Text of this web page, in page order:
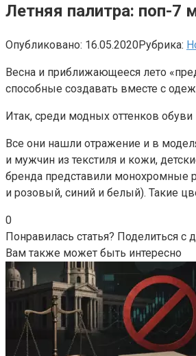
Летняя палитра: поп-7
Опубликовано: 16.05.2020Рубрика:
Весна и приближающееся лето
способные создавать вместе с
Итак, среди модных оттенков
Все они нашли отражение и в
и мужчин из текстиля и кожи,
бренда представили монохромные
и розовый, синий и белый). Такие
0
Понравилась статья? Поделиться с
Вам также может быть интересно